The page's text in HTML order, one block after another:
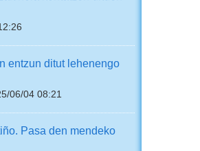
entzun ditut lehenengo
06/04 08:21
Pasa den mendeko